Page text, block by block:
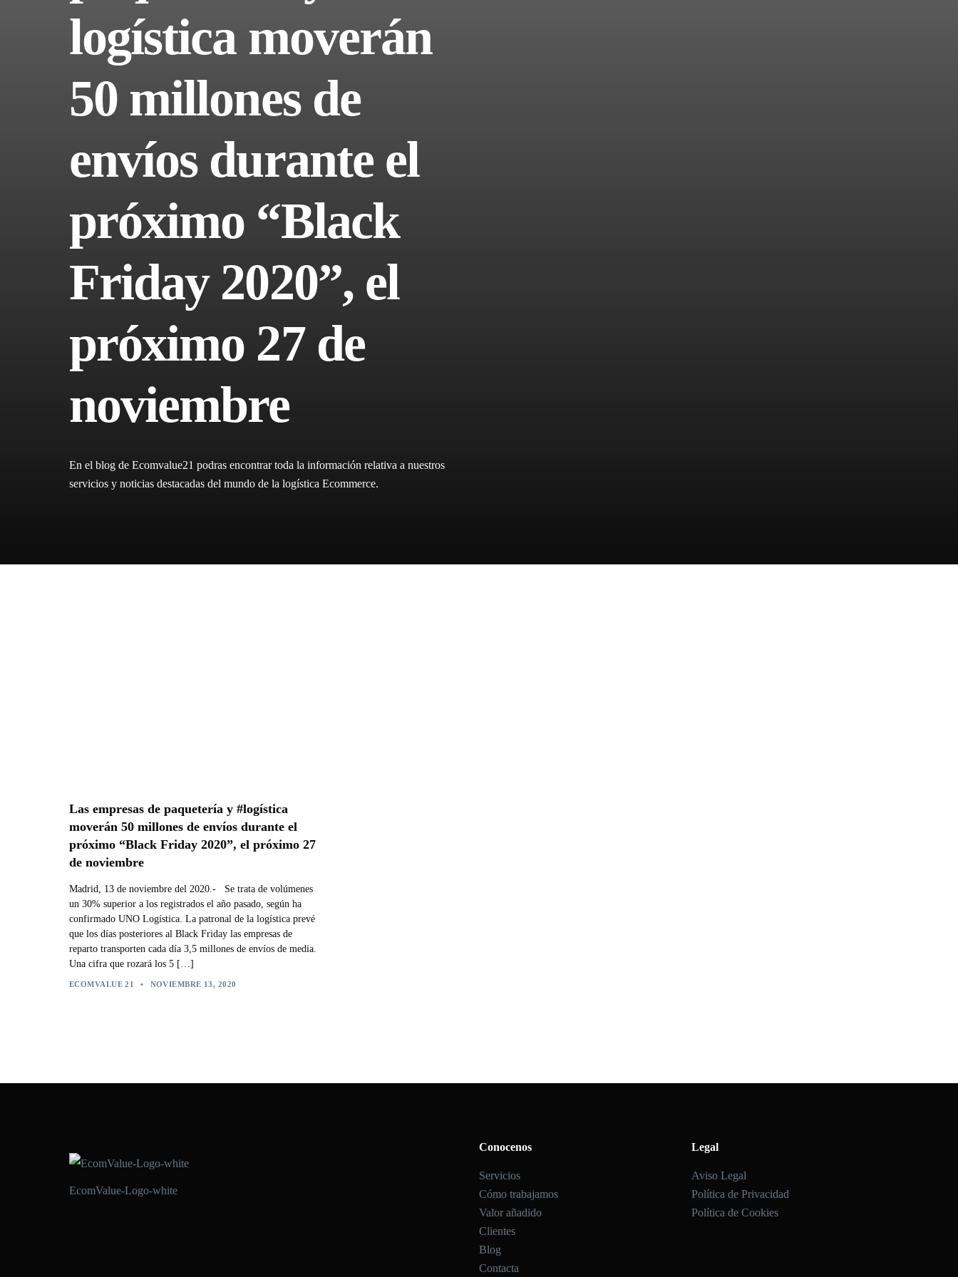
logística moverán
50 millones de
envíos durante el
próximo “Black
Friday 2020”, el
próximo 27 de
noviembre
En el blog de Ecomvalue21 podras encontrar toda la información relativa a nuestros
servicios y noticias destacadas del mundo de la logística Ecommerce.
Las empresas de paquetería y #logística
moverán 50 millones de envíos durante el
próximo “Black Friday 2020”, el próximo 27
de noviembre
Madrid, 13 de noviembre del 2020.- Se trata de volúmenes
un 30% superior a los registrados el año pasado, según ha
confirmado UNO Logística. La patronal de la logística prevé
que los días posteriores al Black Friday las empresas de
reparto transporten cada día 3,5 millones de envíos de media.
Una cifra que rozará los 5 […]
ECOMVALUE 21 • NOVIEMBRE 13, 2020
EcomValue-Logo-white
Conocenos
Servicios
Cómo trabajamos
Valor añadido
Clientes
Blog
Contacta
Legal
Aviso Legal
Política de Privacidad
Política de Cookies